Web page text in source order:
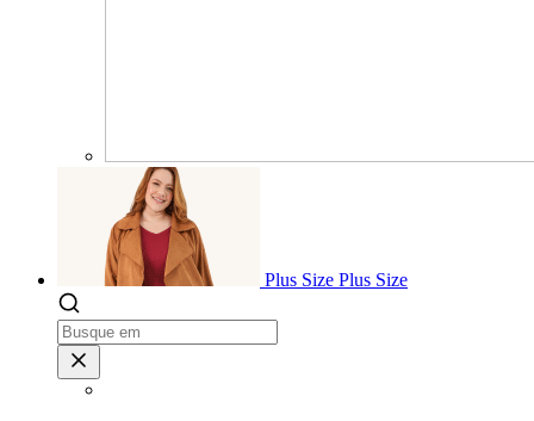
Plus Size Plus Size